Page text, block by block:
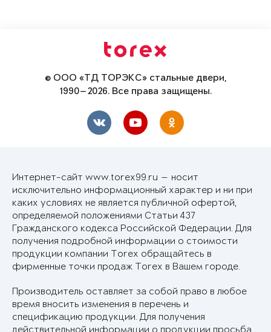
© ООО «ТД ТОРЭКС» стальные двери,
1990—2026. Все права защищены.
Интернет-сайт www.torex99.ru — носит
исключительно информационный характер и ни при
каких условиях не является публичной офертой,
определяемой положениями Статьи 437
Гражданского кодекса Российской Федерации. Для
получения подробной информации о стоимости
продукции компании Torex обращайтесь в
фирменные точки продаж Torex в Вашем городе.
Производитель оставляет за собой право в любое
время вносить изменения в перечень и
спецификацию продукции. Для получения
действительной информации о продукции просьба